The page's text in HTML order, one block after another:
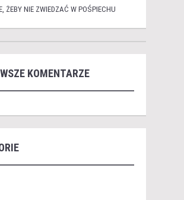
ŻEBY NIE ZWIEDZAĆ W POŚPIECHU
KOMENTARZE